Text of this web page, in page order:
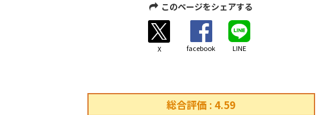
このページをシェアする
X facebook LINE
総合評価 : 4.59